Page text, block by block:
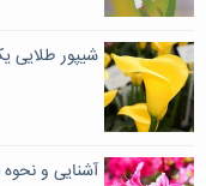
شیپور طلایی
آشنایی و نحوه